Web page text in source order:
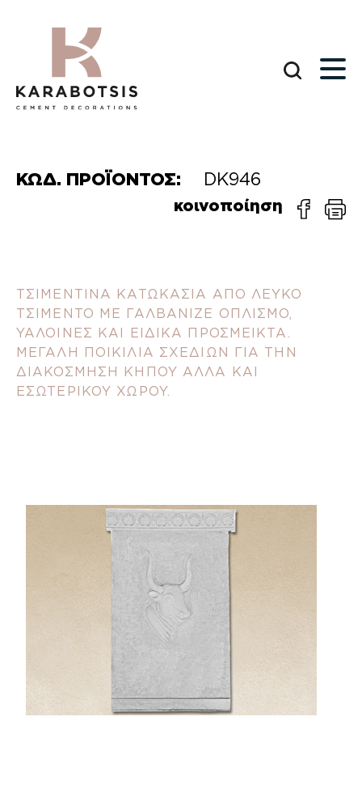
ΚΩΔ. ΠΡΟΪΟΝΤΟΣ: DK946
κοινοποίηση
ΤΣΙΜΕΝΤΙΝΑ ΚΑΤΩΚΑΣΙΑ ΑΠΟ ΛΕΥΚΟ
ΤΣΙΜΕΝΤΟ ΜΕ ΓΑΛΒΑΝΙΖΕ ΟΠΛΙΣΜΟ,
ΥΑΛΟΙΝΕΣ ΚΑΙ ΕΙΔΙΚΑ ΠΡΟΣΜΕΙΚΤΑ.
ΜΕΓΑΛΗ ΠΟΙΚΙΛΙΑ ΣΧΕΔΙΩΝ ΓΙΑ ΤΗΝ
ΔΙΑΚΟΣΜΗΣΗ ΚΗΠΟΥ ΑΛΛΑ ΚΑΙ
ΕΣΩΤΕΡΙΚΟΥ ΧΩΡΟΥ.